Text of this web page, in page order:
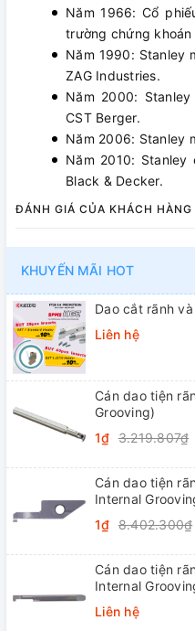
Năm 1966: Cổ
trường chứng khoán
Năm 1990: Stanley
ZAG Industries.
Năm 2000:
CST Berger.
Năm 2006: Stanley
Năm 2010:
Black & Decker.
ĐÁNH GIÁ CỦA KHÁCH HÀNG
KHUYẾN MÃI HOT
Dao cắt rãnh
Liên hệ
Cán dao tiện
Grooving)
1₫ 3.219.807₫
Cán dao tiện
Internal
1₫ 8.402.300₫
Cán dao tiện
Internal
Liên hệ